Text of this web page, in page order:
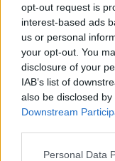
opt-out request is
interest-based ads
us or personal
your opt-out. You
disclosure of your
IAB’s list of
also be disclosed
Downstream
Please note that
Personal Data